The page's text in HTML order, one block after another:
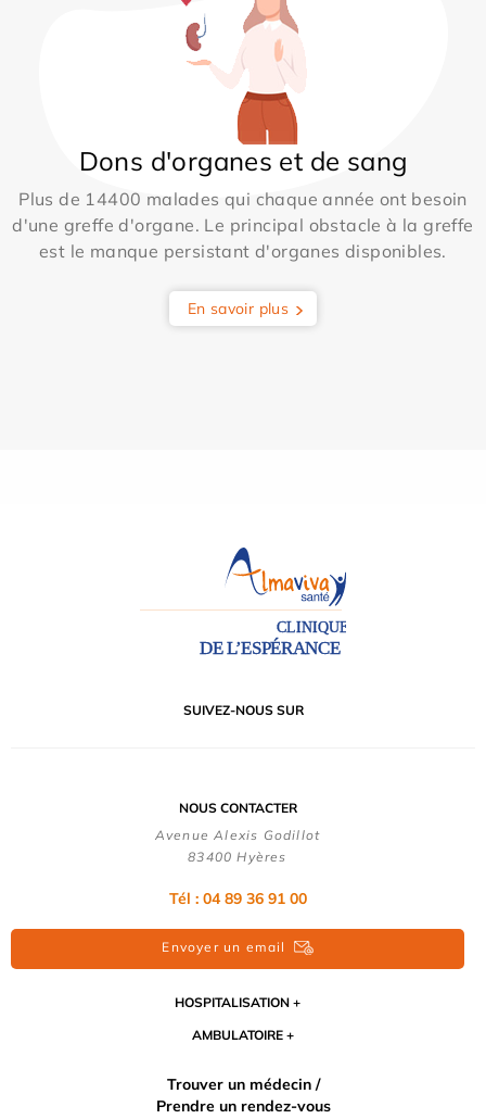
Dons d'organes et de sang
Plus de 14400 malades qui chaque année ont besoin
d'une greffe d'organe. Le principal obstacle à la greffe
est le manque persistant d'organes disponibles.
En savoir plus
SUIVEZ-NOUS SUR
NOUS CONTACTER
Avenue Alexis Godillot
83400 Hyères
Tél : 04 89 36 91 00
Envoyer un email
HOSPITALISATION
AMBULATOIRE
Trouver un médecin /
Prendre un rendez-vous